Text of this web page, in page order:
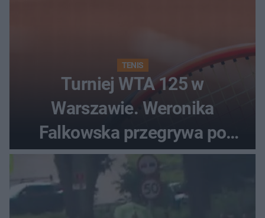
TENIS
Turniej WTA 125 w
Warszawie. Weronika
Falkowska przegrywa po
zaciętym boju